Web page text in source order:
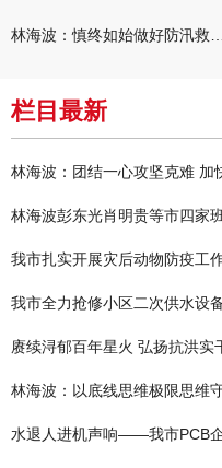
栏目最新
林海波：团结一心攻坚克难 加
林海波彭东光肖明贵等市四家
我市扎实开展灾后动物防疫工
我市全力抢修小区二次供水设
赓续浔郁百年星火 弘扬抗洪
林海波：以底线思维极限思维
水退人进机声响——我市PCB